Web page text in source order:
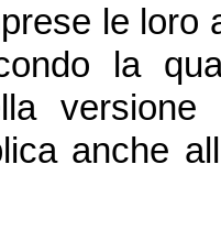
le loro
la
anche